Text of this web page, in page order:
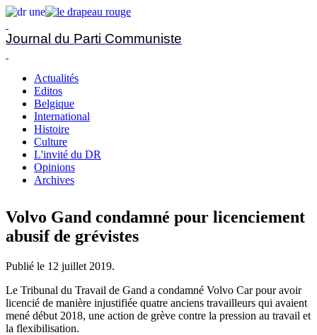
Journal du Parti Communiste
Actualités
Editos
Belgique
International
Histoire
Culture
L'invité du DR
Opinions
Archives
Volvo Gand condamné pour licenciement
abusif de grévistes
Publié le 12 juillet 2019.
Le Tribunal du Travail de Gand a condamné Volvo Car pour avoir
licencié de manière injustifiée quatre anciens travailleurs qui avaient
mené début 2018, une action de grève contre la pression au travail et
la flexibilisation.